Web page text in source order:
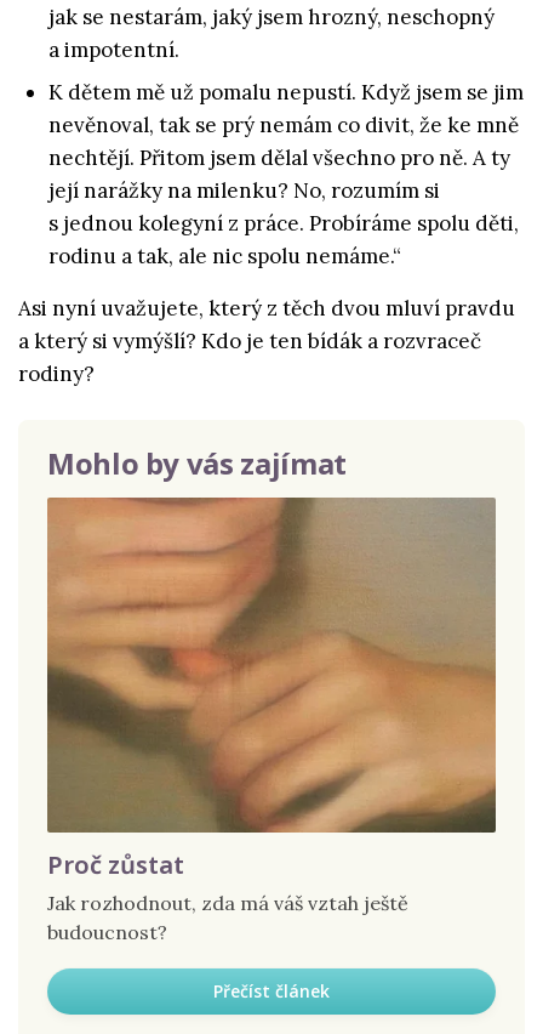
jak se nestarám, jaký jsem hrozný, neschopný
a impotentní.
K dětem mě už pomalu nepustí. Když jsem se jim
nevěnoval, tak se prý nemám co divit, že ke mně
nechtějí. Přitom jsem dělal všechno pro ně. A ty
její narážky na milenku? No, rozumím si
s jednou kolegyní z práce. Probíráme spolu děti,
rodinu a tak, ale nic spolu nemáme.“
Asi nyní uvažujete, který z těch dvou mluví pravdu
a který si vymýšlí? Kdo je ten bídák a rozvraceč
rodiny?
Mohlo by vás zajímat
Proč zůstat
Jak rozhodnout, zda má váš vztah ještě
budoucnost?
Přečíst článek